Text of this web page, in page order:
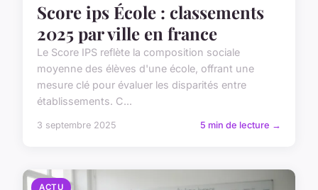
Score ips École : classements
2025 par ville en france
Le Score IPS reflète la composition sociale
moyenne des élèves d'une école, offrant une
mesure clé pour évaluer les disparités entre
établissements. C...
3 septembre 2025 5 min de lecture →
ACTU